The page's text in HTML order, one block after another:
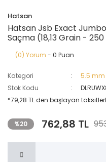
Hatsan
Hatsan Jsb Exact
Saçma (18,13 Grain -
(0) Yorum - 0 Puan
Kategori
5.5
Stok Kodu
*79,28 TL den başlayan
%20 762,88 TL